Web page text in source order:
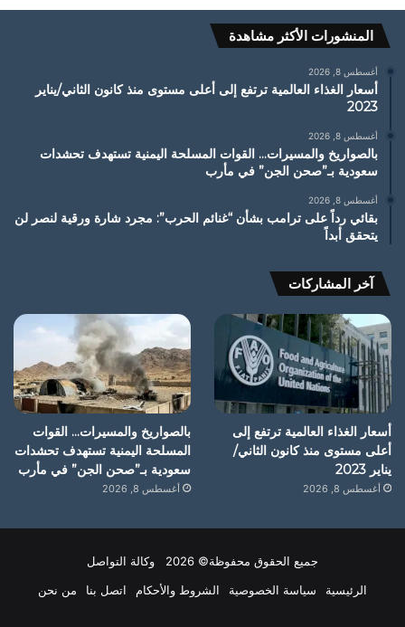
المنشورات الأكثر مشاهدة
أغسطس 8, 2026
أسعار الغذاء العالمية ترتفع إلى أعلى مستوى منذ كانون الثاني/يناير
2023
أغسطس 8, 2026
بالصواريخ والمسيرات… القوات المسلحة اليمنية تستهدف تحشدات
سعودية بـ”صحن الجن” في مأرب
أغسطس 8, 2026
بقائي رداً على ترامب بشأن “غنائم الحرب”: مجرد شارة ورقية لنصر لن
يتحقق أبداً
آخر المشاركات
أسعار الغذاء العالمية ترتفع إلى
أعلى مستوى منذ كانون الثاني/
يناير 2023
أغسطس 8, 2026
بالصواريخ والمسيرات… القوات
المسلحة اليمنية تستهدف تحشدات
سعودية بـ”صحن الجن” في مأرب
أغسطس 8, 2026
جميع الحقوق محفوظة© 2026 وكالة التواصل
الرئيسية
سياسة الخصوصية الشروط والأحكام اتصل بنا من نحن